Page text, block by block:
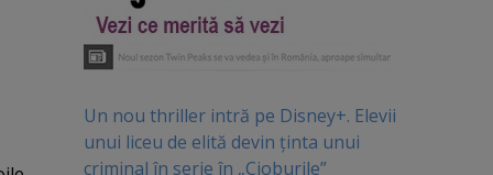
Un nou thriller intră pe Disney+. Elevii
unui liceu de elită devin ținta unui
criminal în serie în „Cioburile”